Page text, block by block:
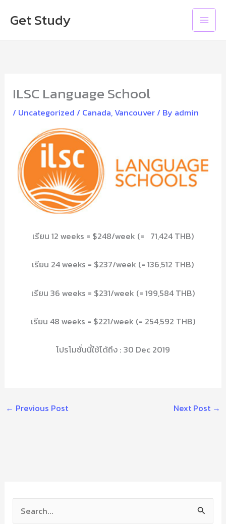
content
Get Study
Main
ILSC Language School
/ Uncategorized / Canada, Vancouver / By admin
เรียน 12 weeks = $248/week (= 71,424 THB)
เรียน 24 weeks = $237/week (= 136,512 THB)
เรียน 36 weeks = $231/week (= 199,584 THB)
เรียน 48 weeks = $221/week (= 254,592 THB)
โปรโมชั่นนี้ใช้ได้ถึง : 30 Dec 2019
← Previous Post Next Post →